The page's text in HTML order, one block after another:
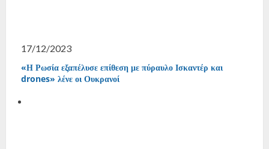
17/12/2023
«Η Ρωσία εξαπέλυσε επίθεση με πύραυλο Ισκαντέρ και
drones» λένε οι Ουκρανοί